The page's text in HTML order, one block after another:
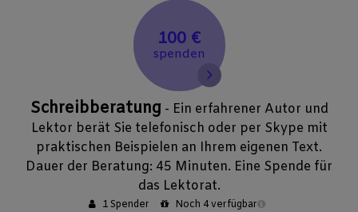
100 €
spenden
Schreibberatung- Ein erfahrener Autor und
Lektor berät Sie telefonisch oder per Skype mit
praktischen Beispielen an Ihrem eigenen Text.
Dauer der Beratung: 45 Minuten. Eine Spende für
das Lektorat.
1 Spender Noch 4 verfügbar